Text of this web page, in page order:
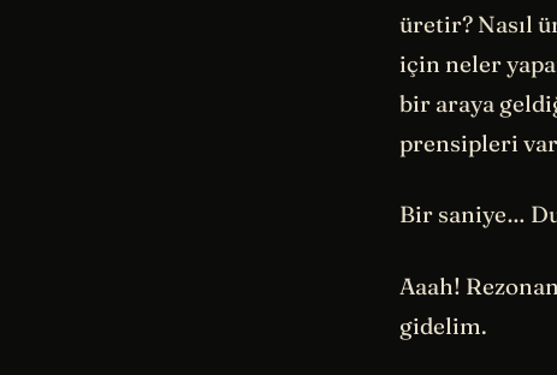
üretir? Nasıl
için neler
bir araya
prensipleri
Bir saniye…
Aaah!
gidelim.